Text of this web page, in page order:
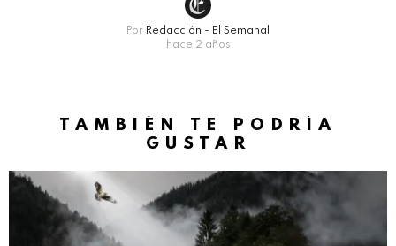
Por Redacción - El Semanal
hace 2 años
TAMBIÉN TE PODRÍA
GUSTAR